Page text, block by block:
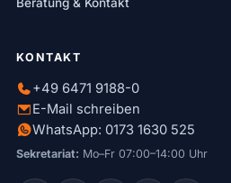
KONTAKT
+49 6471 9188-0
E-Mail schreiben
WhatsApp: 0173 1630 525
Sekretariat: Mo–Fr 07:00–14:00 Uhr